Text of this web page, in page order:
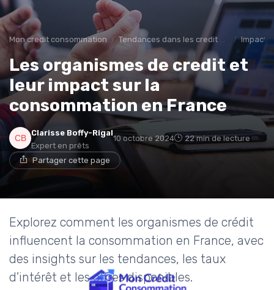
Mon credit consommation Tendances dans les credit à la consomation Impact
Les organismes de credit et
leur impact sur la
consommation en France
Clarisse Boffy-Rigal
Expert en prêts
10 octobre 2024 22 min de lecture
Partager cette page
Explorez comment les organismes de crédit
influencent la consommation en France, avec
des insights sur les tendances, les taux
d'intérêt et les offres disponibles.